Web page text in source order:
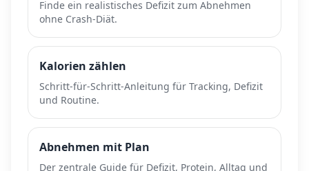
Finde ein realistisches Defizit zum Abnehmen
ohne Crash-Diät.
Kalorien zählen
Schritt-für-Schritt-Anleitung für Tracking, Defizit
und Routine.
Abnehmen mit Plan
Der zentrale Guide für Defizit, Protein, Alltag und